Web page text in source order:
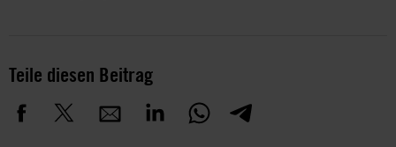
Teile diesen Beitrag